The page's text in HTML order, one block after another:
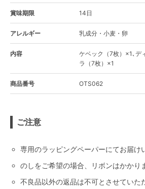
賞味期限 14日
アレルギー 乳成分・小麦・卵
内容
ケベック（7枚）×1､デ
ラ（7枚）×1
商品番号 OTS062
ご注意
専用のラッピングペーパーにてお届け
のしをご希望の場合、リボンはかかり
不良品以外の返品は不可とさせていた